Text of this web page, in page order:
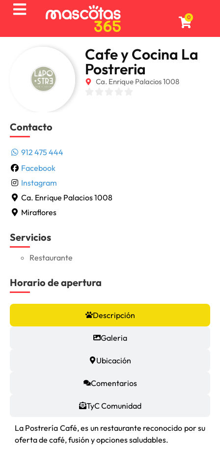
0
Cafe y Cocina La
Postreria
Ca. Enrique Palacios 1008
Descripción
Galeria
Ubicación
Comentarios
TyC Comunidad
La Postrería Café, es un restaurante reconocido por su
oferta de café, fusión y opciones saludables.
Contacto
912 475 444
Facebook
Instagram
Ca. Enrique Palacios 1008
Miraflores
Servicios
Restaurante
Horario de apertura